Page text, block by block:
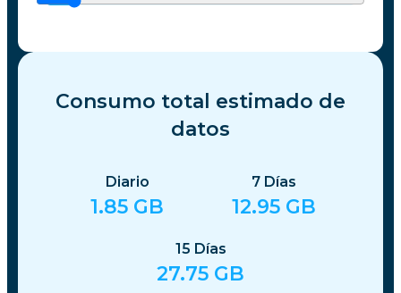
Consumo total estimado de
datos
Diario
1.85 GB
7 Días
12.95 GB
15 Días
27.75 GB